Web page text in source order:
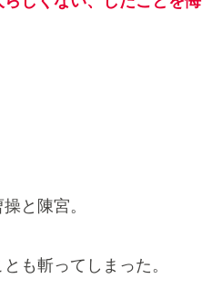
と陳宮。
も斬ってしまった。